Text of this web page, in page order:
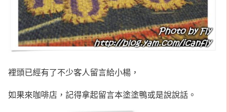
裡頭已經有了不少客人留言給小楊，
如果來咖啡店，記得拿起留言本塗塗鴨或是說說話。